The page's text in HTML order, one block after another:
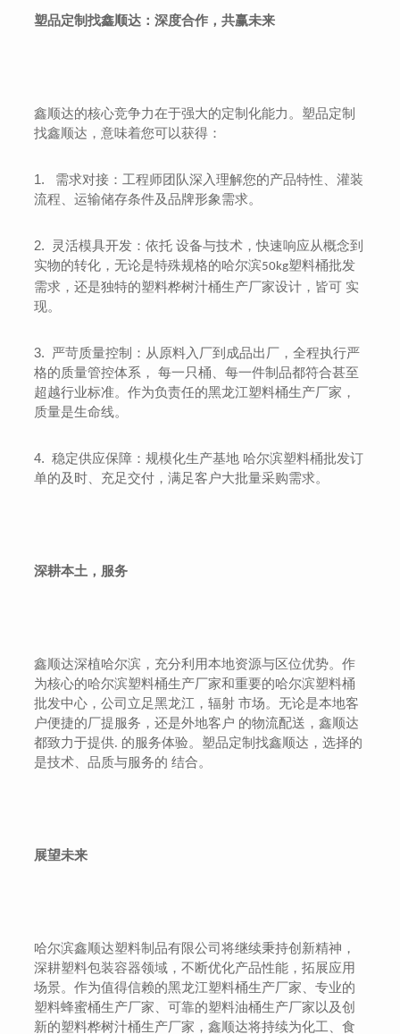
塑品定制找鑫顺达：深度合作，共赢未来
鑫顺达的核心竞争力在于强大的定制化能力。塑品定制
找鑫顺达，意味着您可以获得：
1.
需求对接：工程师团队深入理解您的产品特性、灌装
流程、运输储存条件及品牌形象需求。
2.
灵活模具开发：依托 设备与技术，快速响应从概念到
实物的转化，无论是特殊规格的哈尔滨50kg塑料桶批发
需求，还是独特的塑料桦树汁桶生产厂家设计，皆可 实
现。
3.
严苛质量控制：从原料入厂到成品出厂，全程执行严
格的质量管控体系， 每一只桶、每一件制品都符合甚至
超越行业标准。作为负责任的黑龙江塑料桶生产厂家，
质量是生命线。
4.稳定供应保障：规模化生产基地 哈尔滨塑料桶批发订
单的及时、充足交付，满足客户大批量采购需求。
深耕本土，服务
鑫顺达深植哈尔滨，充分利用本地资源与区位优势。作
为核心的哈尔滨塑料桶生产厂家和重要的哈尔滨塑料桶
批发中心，公司立足黑龙江，辐射 市场。无论是本地客
户便捷的厂提服务，还是外地客户 的物流配送，鑫顺达
都致力于提供. 的服务体验。塑品定制找鑫顺达，选择的
是技术、品质与服务的 结合。
展望未来
哈尔滨鑫顺达塑料制品有限公司将继续秉持创新精神，
深耕塑料包装容器领域，不断优化产品性能，拓展应用
场景。作为值得信赖的黑龙江塑料桶生产厂家、专业的
塑料蜂蜜桶生产厂家、可靠的塑料油桶生产厂家以及创
新的塑料桦树汁桶生产厂家，鑫顺达将持续为化工、食